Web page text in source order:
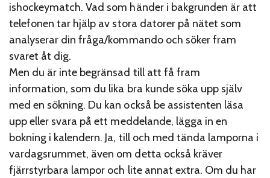
ishockeymatch. Vad som händer i bakgrunden är att
telefonen tar hjälp av stora datorer på nätet som
analyserar din fråga/kommando och söker fram
svaret åt dig.
Men du är inte begränsad till att få fram
information, som du lika bra kunde söka upp själv
med en sökning. Du kan också be assistenten läsa
upp eller svara på ett meddelande, lägga in en
bokning i kalendern. Ja, till och med tända lamporna i
vardagsrummet, även om detta också kräver
fjärrstyrbara lampor och lite annat extra. Om du har